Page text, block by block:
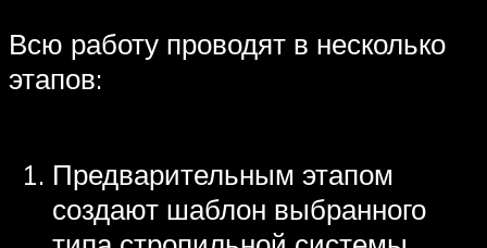
Всю работу проводят в несколько
этапов:
Предварительным этапом
создают шаблон выбранного